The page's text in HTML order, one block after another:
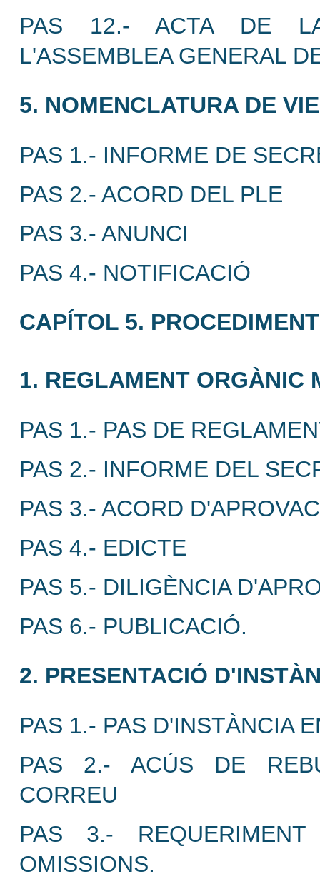
PAS 12.- ACTA DE
L'ASSEMBLEA GENERAL
5. NOMENCLATURA DE
PAS 1.- INFORME DE
PAS 2.- ACORD DEL PLE
PAS 3.- ANUNCI
PAS 4.- NOTIFICACIÓ
CAPÍTOL 5.
1. REGLAMENT ORGÀNIC
PAS 1.- PAS DE
PAS 2.- INFORME DEL
PAS 3.- ACORD
PAS 4.- EDICTE
PAS 5.- DILIGÈNCIA
PAS 6.- PUBLICACIÓ.
2. PRESENTACIÓ
PAS 1.- PAS D'INSTÀNCIA
PAS 2.- ACÚS DE
CORREU
PAS 3.-
OMISSIONS.